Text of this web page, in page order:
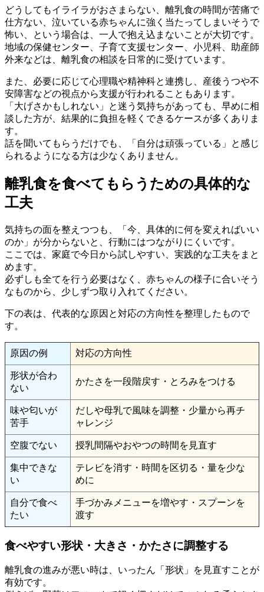
どうしてもイライラがおさまらない、離乳食の時間が苦痛で
仕方ない、泣いている赤ちゃんに強く当たってしまいそうで
怖い、という場合は、一人で抱え込まないことが大切です。
地域の保健センター、子育て支援センター、小児科、助産師
外来などは、離乳食の相談を日常的に受けています。
また、必要に応じて心理職や精神科と連携し、産後うつや不
安障害などの視点から支援が行われることもあります。
「大げさかもしれない」と迷う気持ちがあっても、早めに相
談した方が、結果的に負担を軽くできるケースが多くありま
す。
話を聞いてもらうだけでも、「自分は頑張っている」と感じ
られるようになる方は少なくありません。
離乳食を食べてもらうための具体的な
工夫
気持ちの面を整えつつも、「今、具体的に何を変えればいい
のか」が分からないと、行動にはつながりにくいです。
ここでは、家庭で今日から試しやすい、実践的な工夫をまと
めます。
必ずしも全てを行う必要はなく、赤ちゃんの様子に合いそう
なものから、少しずつ取り入れてください。
下の表は、代表的な原因と対応の方向性を整理したもので
す。
原因の例 対応の方向性
形状が合わ
ない
かたさを一段階戻す・とろみをつける
味や匂いが
苦手
だしや母乳で風味を調整・少量から再チ
ャレンジ
空腹でない 授乳間隔やおやつの時間を見直す
集中できな
い
テレビを消す・時間を区切る・量を少な
めに
自分で食べ
たい
手づかみメニューを増やす・スプーンを
渡す
食べやすい形状・大きさ・かたさに調整する
離乳食の進みが悪い時は、いったん「形状」を見直すことが
有効です。